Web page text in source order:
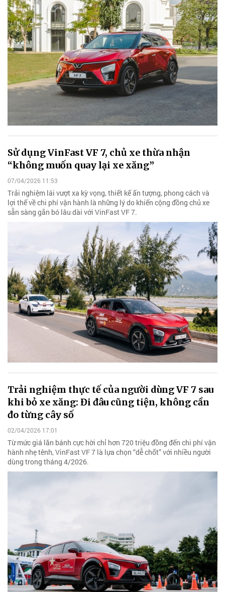
Sử dụng VinFast VF 7, chủ xe thừa nhận
“không muốn quay lại xe xăng”
07/04/2026 11:53
Trải nghiệm lái vượt xa kỳ vọng, thiết kế ấn tượng, phong cách và
lợi thế về chi phí vận hành là những lý do khiến cộng đồng chủ xe
sẵn sàng gắn bó lâu dài với VinFast VF 7.
Trải nghiệm thực tế của người dùng VF 7 sau
khi bỏ xe xăng: Đi đâu cũng tiện, không cần
đo từng cây số
02/04/2026 17:01
Từ mức giá lăn bánh cực hời chỉ hơn 720 triệu đồng đến chi phí vận
hành nhẹ tênh, VinFast VF 7 là lựa chọn “dễ chốt” với nhiều người
dùng trong tháng 4/2026.